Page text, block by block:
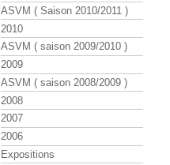
ASVM ( Saison 2010/2011 )
2010
ASVM ( saison 2009/2010 )
2009
ASVM ( saison 2008/2009 )
2008
2007
2006
Expositions